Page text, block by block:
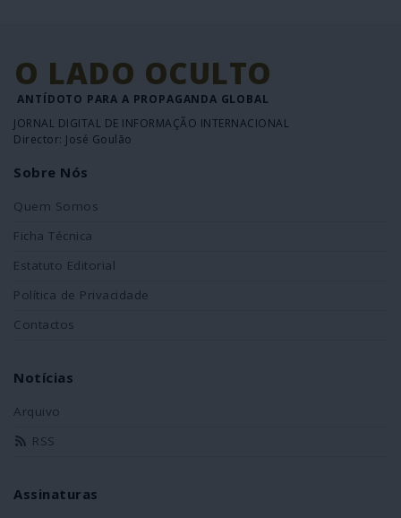
O LADO OCULTO
ANTÍDOTO PARA A PROPAGANDA GLOBAL
JORNAL DIGITAL DE INFORMAÇÃO INTERNACIONAL
Director: José Goulão
Sobre Nós
Quem Somos
Ficha Técnica
Estatuto Editorial
Política de Privacidade
Contactos
Notícias
Arquivo
RSS
Assinaturas